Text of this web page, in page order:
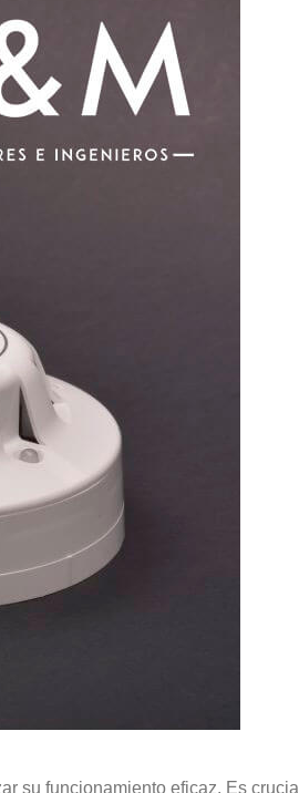
su funcionamiento eficaz. Es crucial